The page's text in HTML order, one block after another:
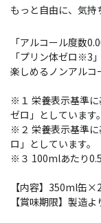
もっと自由に、気持
「アルコール度数
「プリン体ゼロ※3
楽しめるノンアルコ
※１ 栄養表示基準
ゼロ」としています。
※２ 栄養表示基準
ロ」としています。
※３ 100mlあたり
【内容】350ml缶
【賞味期限】製造よ